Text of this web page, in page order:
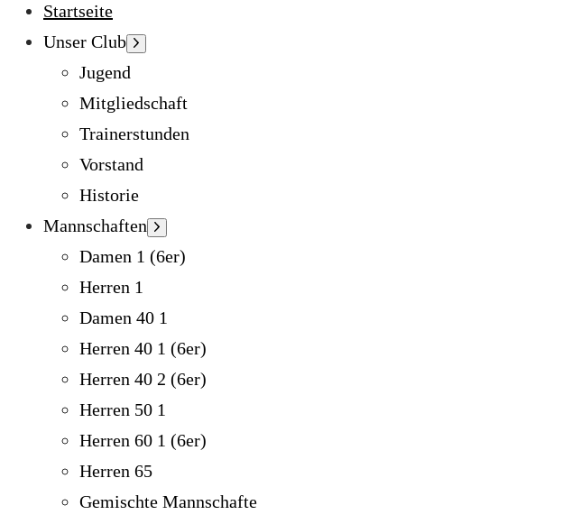
Startseite
Unser Club
Jugend
Mitgliedschaft
Trainerstunden
Vorstand
Historie
Mannschaften
Damen 1 (6er)
Herren 1
Damen 40 1
Herren 40 1 (6er)
Herren 40 2 (6er)
Herren 50 1
Herren 60 1 (6er)
Herren 65
Gemischte Mannschafte